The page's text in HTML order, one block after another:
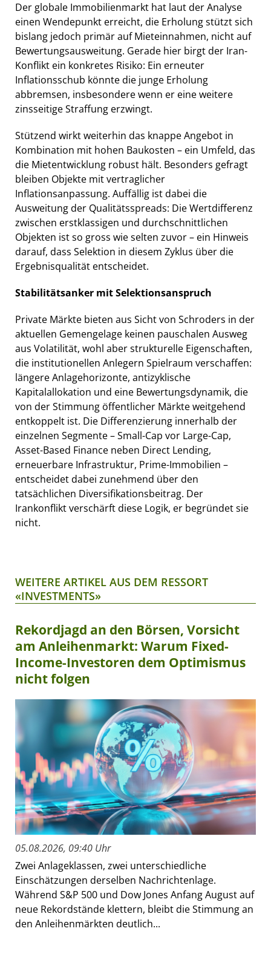
Der globale Immobilienmarkt hat laut der Analyse
einen Wendepunkt erreicht, die Erholung stützt sich
bislang jedoch primär auf Mieteinnahmen, nicht auf
Bewertungsausweitung. Gerade hier birgt der Iran-
Konflikt ein konkretes Risiko: Ein erneuter
Inflationsschub könnte die junge Erholung
abbremsen, insbesondere wenn er eine weitere
zinsseitige Straffung erzwingt.
Stützend wirkt weiterhin das knappe Angebot in
Kombination mit hohen Baukosten – ein Umfeld, das
die Mietentwicklung robust hält. Besonders gefragt
bleiben Objekte mit vertraglicher
Inflationsanpassung. Auffällig ist dabei die
Ausweitung der Qualitätsspreads: Die Wertdifferenz
zwischen erstklassigen und durchschnittlichen
Objekten ist so gross wie selten zuvor – ein Hinweis
darauf, dass Selektion in diesem Zyklus über die
Ergebnisqualität entscheidet.
Stabilitätsanker mit Selektionsanspruch
Private Märkte bieten aus Sicht von Schroders in der
aktuellen Gemengelage keinen pauschalen Ausweg
aus Volatilität, wohl aber strukturelle Eigenschaften,
die institutionellen Anlegern Spielraum verschaffen:
längere Anlagehorizonte, antizyklische
Kapitalallokation und eine Bewertungsdynamik, die
von der Stimmung öffentlicher Märkte weitgehend
entkoppelt ist. Die Differenzierung innerhalb der
einzelnen Segmente – Small-Cap vor Large-Cap,
Asset-Based Finance neben Direct Lending,
erneuerbare Infrastruktur, Prime-Immobilien –
entscheidet dabei zunehmend über den
tatsächlichen Diversifikationsbeitrag. Der
Irankonflikt verschärft diese Logik, er begründet sie
nicht.
WEITERE ARTIKEL AUS DEM RESSORT
«INVESTMENTS»
Rekordjagd an den Börsen, Vorsicht
am Anleihenmarkt: Warum Fixed-
Income-Investoren dem Optimismus
nicht folgen
05.08.2026, 09:40 Uhr
Zwei Anlageklassen, zwei unterschiedliche
Einschätzungen derselben Nachrichtenlage.
Während S&P 500 und Dow Jones Anfang August auf
neue Rekordstände klettern, bleibt die Stimmung an
den Anleihenmärkten deutlich...